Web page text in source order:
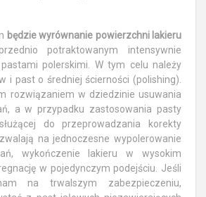
będzie wyrównanie powierzchni lakieru
potraktowanym intensywnie
polerskimi. W tym celu należy
i past o średniej ścierności (polishing).
rozwiązaniem w dziedzinie usuwania
a w przypadku zastosowania pasty
do przeprowadzania korekty
na jednoczesne wypolerowanie
wykończenie lakieru w wysokim
w pojedynczym podejściu. Jeśli
na trwalszym zabezpieczeniu,